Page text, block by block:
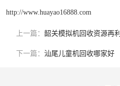
http://www.huayao16888.com
上一篇： 韶关模拟机回收资源再
下一篇： 汕尾儿童机回收哪家好